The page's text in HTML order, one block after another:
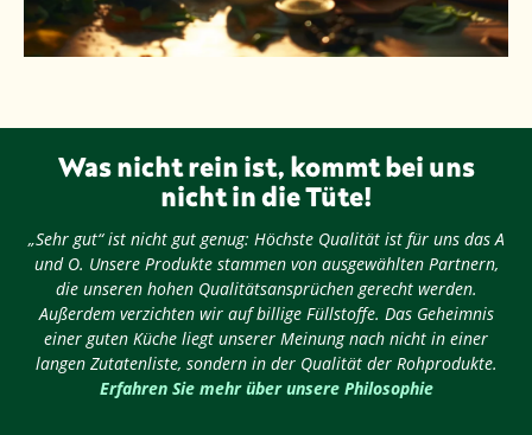
Was nicht rein ist, kommt bei uns
nicht in die Tüte!
„Sehr gut“ ist nicht gut genug: Höchste Qualität ist für uns das A
und O. Unsere Produkte stammen von ausgewählten Partnern,
die unseren hohen Qualitätsansprüchen gerecht werden.
Außerdem verzichten wir auf billige Füllstoffe. Das Geheimnis
einer guten Küche liegt unserer Meinung nach nicht in einer
langen Zutatenliste, sondern in der Qualität der Rohprodukte.
Erfahren Sie mehr über unsere Philosophie